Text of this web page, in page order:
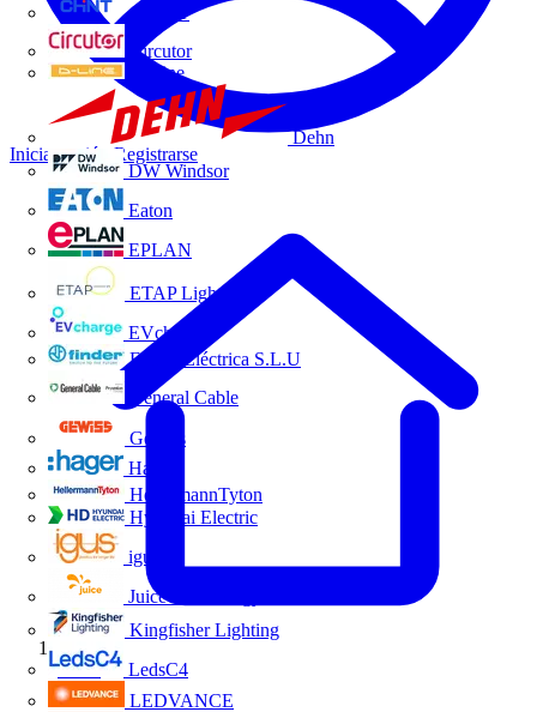
CHINT
Circutor
D-Line
Dehn
DW Windsor
Eaton
EPLAN
ETAP Lighting
EVcharge
Finder Eléctrica S.L.U
General Cable
Gewiss
Hager
HellermannTyton
Hyundai Electric
igus
Juice Technology
Kingfisher Lighting
LedsC4
LEDVANCE
Iniciar sesión Registrarse
Inicio